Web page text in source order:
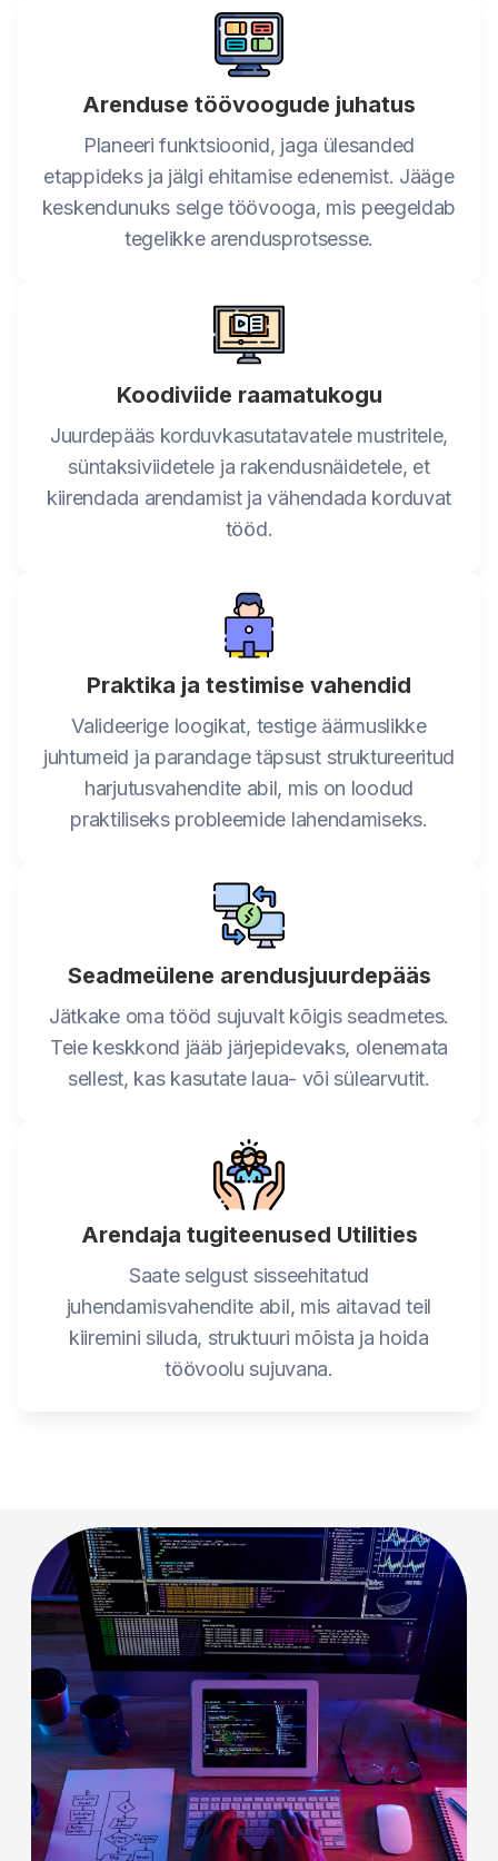
Arenduse töövoogude juhatus
Planeeri funktsioonid, jaga ülesanded
etappideks ja jälgi ehitamise edenemist. Jääge
keskendunuks selge töövooga, mis peegeldab
tegelikke arendusprotsesse.
Koodiviide raamatukogu
Juurdepääs korduvkasutatavatele mustritele,
süntaksiviidetele ja rakendusnäidetele, et
kiirendada arendamist ja vähendada korduvat
tööd.
Praktika ja testimise vahendid
Valideerige loogikat, testige äärmuslikke
juhtumeid ja parandage täpsust struktureeritud
harjutusvahendite abil, mis on loodud
praktiliseks probleemide lahendamiseks.
Seadmeülene arendusjuurdepääs
Jätkake oma tööd sujuvalt kõigis seadmetes.
Teie keskkond jääb järjepidevaks, olenemata
sellest, kas kasutate laua- või sülearvutit.
Arendaja tugiteenused Utilities
Saate selgust sisseehitatud
juhendamisvahendite abil, mis aitavad teil
kiiremini siluda, struktuuri mõista ja hoida
töövoolu sujuvana.